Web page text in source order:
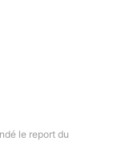
le report du